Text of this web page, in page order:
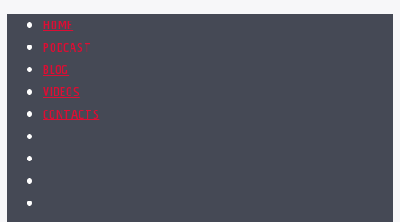
HOME
PODCAST
BLOG
VIDEOS
CONTACTS